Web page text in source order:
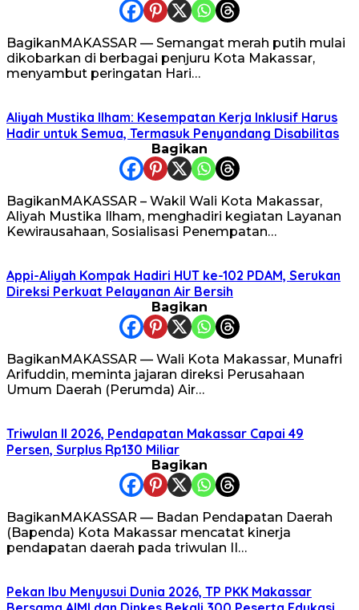
BagikanMAKASSAR — Semangat merah putih mulai
dikobarkan di berbagai penjuru Kota Makassar,
menyambut peringatan Hari…
Aliyah Mustika Ilham: Kesempatan Kerja Inklusif Harus
Hadir untuk Semua, Termasuk Penyandang Disabilitas
Bagikan
BagikanMAKASSAR – Wakil Wali Kota Makassar,
Aliyah Mustika Ilham, menghadiri kegiatan Layanan
Kewirausahaan, Sosialisasi Penempatan…
Appi-Aliyah Kompak Hadiri HUT ke-102 PDAM, Serukan
Direksi Perkuat Pelayanan Air Bersih
Bagikan
BagikanMAKASSAR — Wali Kota Makassar, Munafri
Arifuddin, meminta jajaran direksi Perusahaan
Umum Daerah (Perumda) Air…
Triwulan II 2026, Pendapatan Makassar Capai 49
Persen, Surplus Rp130 Miliar
Bagikan
BagikanMAKASSAR — Badan Pendapatan Daerah
(Bapenda) Kota Makassar mencatat kinerja
pendapatan daerah pada triwulan II…
Pekan Ibu Menyusui Dunia 2026, TP PKK Makassar